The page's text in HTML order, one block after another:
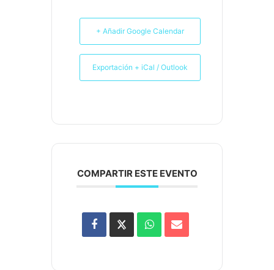
+ Añadir Google Calendar
Exportación + iCal / Outlook
COMPARTIR ESTE EVENTO